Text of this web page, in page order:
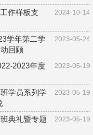
作样板支
2024-10-14
学年第二学
回顾
2023-05-24
2023年度
2023-05-19
学员系列学
2023-05-19
典礼暨专题
2023-05-19